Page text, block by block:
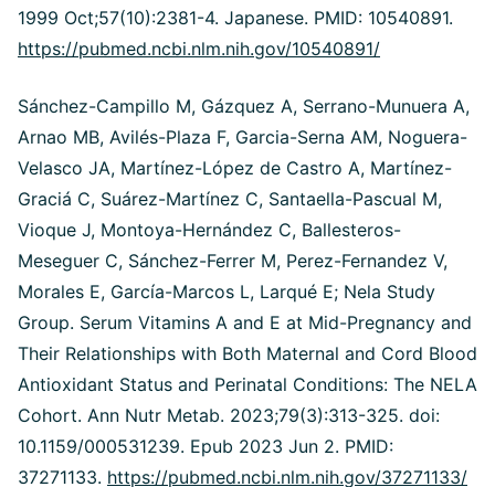
1999 Oct;57(10):2381-4. Japanese. PMID: 10540891.
https://pubmed.ncbi.nlm.nih.gov/10540891/
Sánchez-Campillo M, Gázquez A, Serrano-Munuera A,
Arnao MB, Avilés-Plaza F, Garcia-Serna AM, Noguera-
Velasco JA, Martínez-López de Castro A, Martínez-
Graciá C, Suárez-Martínez C, Santaella-Pascual M,
Vioque J, Montoya-Hernández C, Ballesteros-
Meseguer C, Sánchez-Ferrer M, Perez-Fernandez V,
Morales E, García-Marcos L, Larqué E; Nela Study
Group. Serum Vitamins A and E at Mid-Pregnancy and
Their Relationships with Both Maternal and Cord Blood
Antioxidant Status and Perinatal Conditions: The NELA
Cohort. Ann Nutr Metab. 2023;79(3):313-325. doi:
10.1159/000531239. Epub 2023 Jun 2. PMID:
37271133. https://pubmed.ncbi.nlm.nih.gov/37271133/